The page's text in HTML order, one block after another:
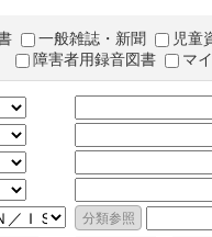
一般雑誌・新聞
児童
障害者用録音図書 マ